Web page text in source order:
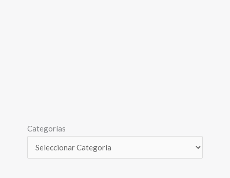
Categorías